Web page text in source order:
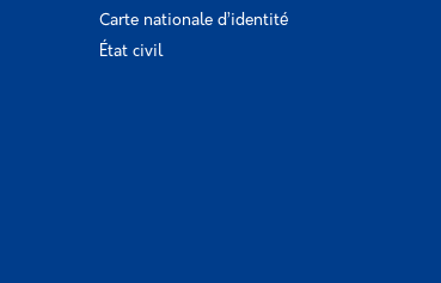
Carte nationale d’identité
État civil